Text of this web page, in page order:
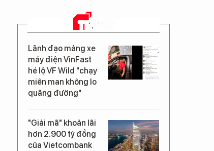
TIN MỚI
Lãnh đạo mảng xe
máy điện VinFast
hé lộ VF Wild "chạy
miên man không lo
quãng đường"
"Giải mã" khoản lãi
hơn 2.900 tỷ đồng
của Vietcombank